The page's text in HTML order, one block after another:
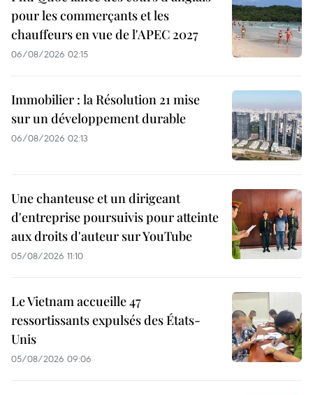
pour les commerçants et les
chauffeurs en vue de l'APEC 2027
06/08/2026 02:15
Immobilier : la Résolution 21 mise
sur un développement durable
06/08/2026 02:13
Une chanteuse et un dirigeant
d'entreprise poursuivis pour atteinte
aux droits d'auteur sur YouTube
05/08/2026 11:10
Le Vietnam accueille 47
ressortissants expulsés des États-
Unis
05/08/2026 09:06